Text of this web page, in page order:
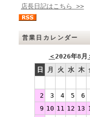
店長日記はこちら >>
営業日カレンダー
＜2026年8月
日
月 火 水 木
2
3 4 5 6
9 10 11 12 13